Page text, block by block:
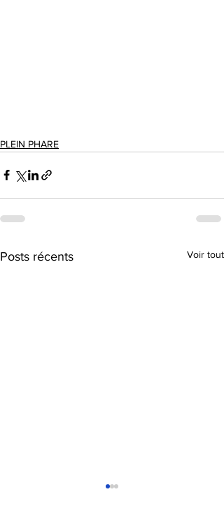
PLEIN PHARE
Posts récents Voir tout